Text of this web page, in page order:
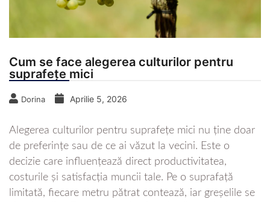
Cum se face alegerea culturilor pentru
suprafețe mici
Dorina Aprilie 5, 2026
Alegerea culturilor pentru suprafețe mici nu ține doar
de preferințe sau de ce ai văzut la vecini. Este o
decizie care influențează direct productivitatea,
costurile și satisfacția muncii tale. Pe o suprafață
limitată, fiecare metru pătrat contează, iar greșelile se